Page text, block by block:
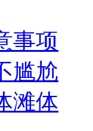
事项
尴尬
滩体